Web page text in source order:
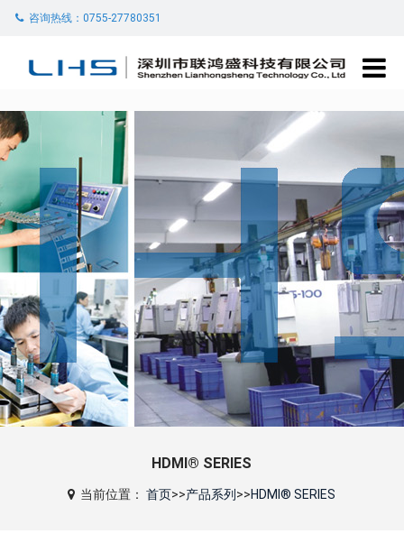
咨询热线：0755-27780351
HDMI® SERIES
当前位置：首页>>产品系列 >>HDMI® SERIES